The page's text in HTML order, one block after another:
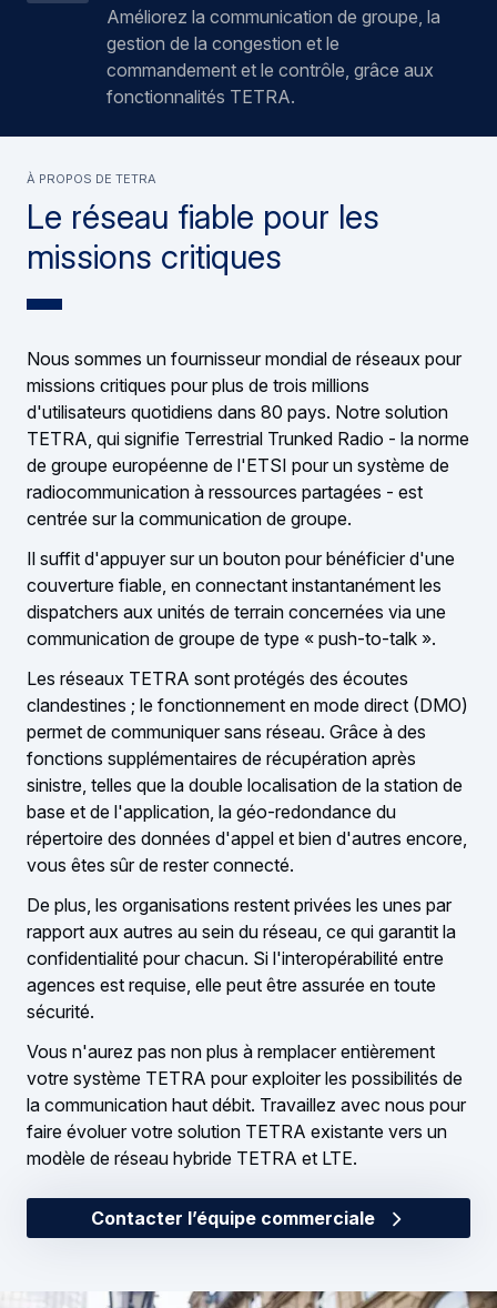
Améliorez la communication de groupe, la
gestion de la congestion et le
commandement et le contrôle, grâce aux
fonctionnalités TETRA.
Le réseau fiable pour les
missions critiques
À PROPOS DE TETRA
Nous sommes un fournisseur mondial de réseaux pour
missions critiques pour plus de trois millions
d'utilisateurs quotidiens dans 80 pays. Notre solution
TETRA, qui signifie Terrestrial Trunked Radio - la norme
de groupe européenne de l'ETSI pour un système de
radiocommunication à ressources partagées - est
centrée sur la communication de groupe.
Il suffit d'appuyer sur un bouton pour bénéficier d'une
couverture fiable, en connectant instantanément les
dispatchers aux unités de terrain concernées via une
communication de groupe de type « push-to-talk ».
Les réseaux TETRA sont protégés des écoutes
clandestines ; le fonctionnement en mode direct (DMO)
permet de communiquer sans réseau. Grâce à des
fonctions supplémentaires de récupération après
sinistre, telles que la double localisation de la station de
base et de l'application, la géo-redondance du
répertoire des données d'appel et bien d'autres encore,
vous êtes sûr de rester connecté.
De plus, les organisations restent privées les unes par
rapport aux autres au sein du réseau, ce qui garantit la
confidentialité pour chacun. Si l'interopérabilité entre
agences est requise, elle peut être assurée en toute
sécurité.
Vous n'aurez pas non plus à remplacer entièrement
votre système TETRA pour exploiter les possibilités de
la communication haut débit. Travaillez avec nous pour
faire évoluer votre solution TETRA existante vers un
modèle de réseau hybride TETRA et LTE.
Contacter l’équipe commerciale